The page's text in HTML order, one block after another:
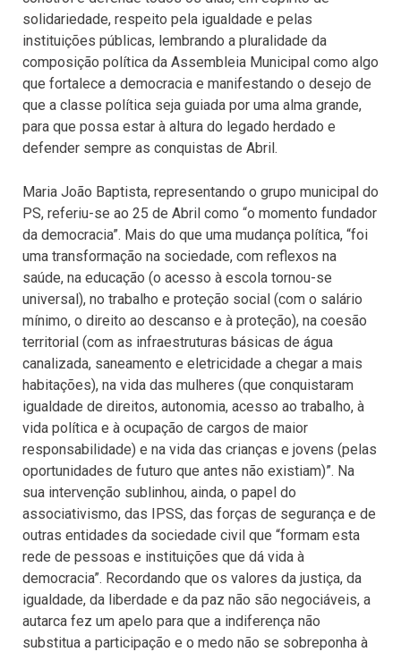
solidariedade, respeito pela igualdade e pelas
instituições públicas, lembrando a pluralidade da
composição política da Assembleia Municipal como algo
que fortalece a democracia e manifestando o desejo de
que a classe política seja guiada por uma alma grande,
para que possa estar à altura do legado herdado e
defender sempre as conquistas de Abril.
Maria João Baptista, representando o grupo municipal do
PS, referiu-se ao 25 de Abril como “o momento fundador
da democracia”. Mais do que uma mudança política, “foi
uma transformação na sociedade, com reflexos na
saúde, na educação (o acesso à escola tornou-se
universal), no trabalho e proteção social (com o salário
mínimo, o direito ao descanso e à proteção), na coesão
territorial (com as infraestruturas básicas de água
canalizada, saneamento e eletricidade a chegar a mais
habitações), na vida das mulheres (que conquistaram
igualdade de direitos, autonomia, acesso ao trabalho, à
vida política e à ocupação de cargos de maior
responsabilidade) e na vida das crianças e jovens (pelas
oportunidades de futuro que antes não existiam)”. Na
sua intervenção sublinhou, ainda, o papel do
associativismo, das IPSS, das forças de segurança e de
outras entidades da sociedade civil que “formam esta
rede de pessoas e instituições que dá vida à
democracia”. Recordando que os valores da justiça, da
igualdade, da liberdade e da paz não são negociáveis, a
autarca fez um apelo para que a indiferença não
substitua a participação e o medo não se sobreponha à